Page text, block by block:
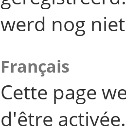
werd nog
Français
Cette page
d'être